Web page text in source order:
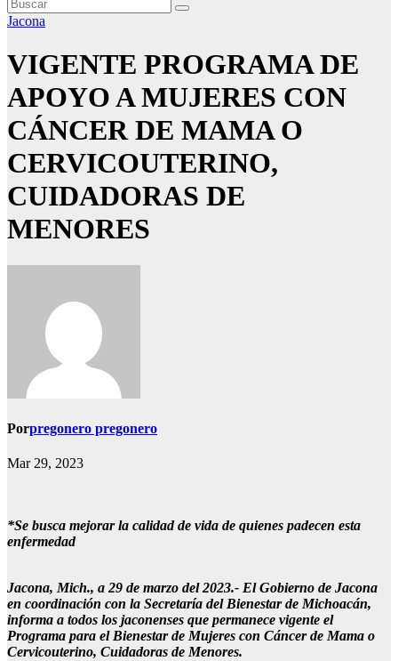
Jacona
VIGENTE PROGRAMA DE
APOYO A MUJERES CON
CÁNCER DE MAMA O
CERVICOUTERINO,
CUIDADORAS DE
MENORES
Porpregonero pregonero
Mar 29, 2023
*Se busca mejorar la calidad de vida de quienes padecen esta
enfermedad
Jacona, Mich., a 29 de marzo del 2023.- El Gobierno de Jacona
en coordinación con la Secretaría del Bienestar de Michoacán,
informa a todos los jaconenses que permanece vigente el
Programa para el Bienestar de Mujeres con Cáncer de Mama o
Cervicouterino, Cuidadoras de Menores.